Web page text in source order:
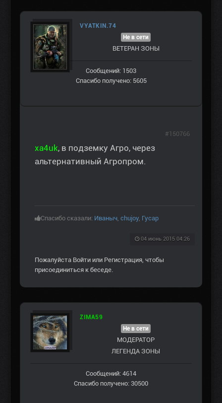
VYATKIN.74
Не в сети
ВЕТЕРАН ЗOНЫ
Сообщений: 1503
Спасибо получено: 5605
xa4uk, в подземку Агро, через
альтернативный Агропром.
Спасибо сказали: Иваныч, chujoy, Гусар
04 июнь 2015 04:26
#150766
Пожалуйста Войти или Регистрация, чтобы
присоединиться к беседе.
ZIMA59
Не в сети
МОДЕРАТОР
ЛЕГЕНДА ЗОНЫ
Сообщений: 4614
Спасибо получено: 30500